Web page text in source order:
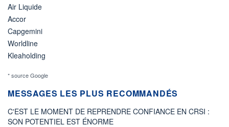
Air Liquide
Accor
Capgemini
Worldline
Kleaholding
* source Google
MESSAGES LES PLUS RECOMMANDÉS
C'EST LE MOMENT DE REPRENDRE CONFIANCE EN CRSI :
SON POTENTIEL EST ÉNORME